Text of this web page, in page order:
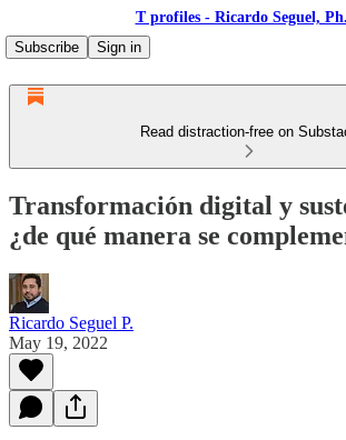
T profiles - Ricardo Seguel,
Subscribe
Sign in
Read distraction-free on
Transformación digital y
¿de qué manera se
Ricardo Seguel P.
May 19, 2022